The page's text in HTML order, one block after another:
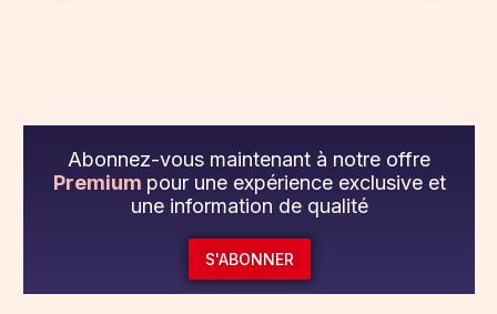
Abonnez-vous maintenant à notre offre
Premium pour une expérience exclusive et
une information de qualité
S'ABONNER